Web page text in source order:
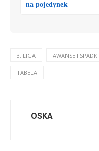
na pojedynek
3. LIGA AWANSE I SPADKI
TABELA
OSKA